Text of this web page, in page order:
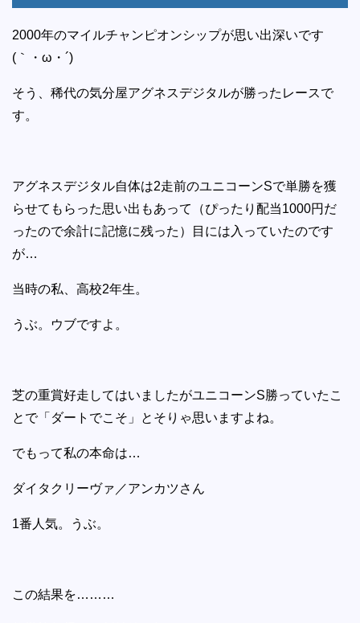
2000年のマイルチャンピオンシップが思い出深いです
(｀・ω・´)
そう、稀代の気分屋アグネスデジタルが勝ったレースで
す。
アグネスデジタル自体は2走前のユニコーンSで単勝を獲
らせてもらった思い出もあって（ぴったり配当1000円だ
ったので余計に記憶に残った）目には入っていたのです
が…
当時の私、高校2年生。
うぶ。ウブですよ。
芝の重賞好走してはいましたがユニコーンS勝っていたこ
とで「ダートでこそ」とそりゃ思いますよね。
でもって私の本命は…
ダイタクリーヴァ／アンカツさん
1番人気。うぶ。
この結果を………